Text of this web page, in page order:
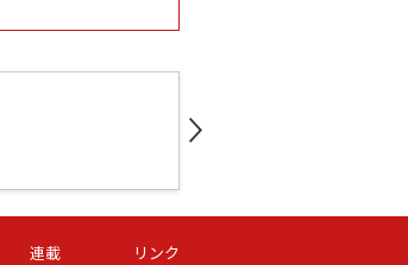
第16節 09/06 (日) 15:00
連載 リンク